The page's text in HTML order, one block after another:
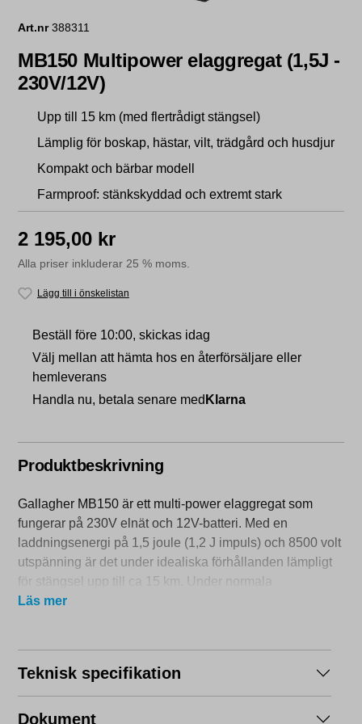
Art.nr388311
MB150 Multipower elaggregat (1,5J -
230V/12V)​
Upp till 15 km (med flertrådigt stängsel)
Lämplig för boskap, hästar, vilt, trädgård och husdjur
Kompakt och bärbar modell
Farmproof: stänkskyddad och extremt stark
2 195,00 kr
Alla priser inkluderar 25 % moms.
Lägg till i önskelistan
Beställ före 10:00, skickas idag
Välj mellan att hämta hos en återförsäljare eller
hemleverans
Handla nu, betala senare med Klarna
Produktbeskrivning
Gallagher MB150 är ett multi-power elaggregat som
fungerar på 230V elnät och 12V-batteri. Med en
laddningsenergi på 1,5 joule (1,2 J impuls) och 8500 volt
utspänning är det under idealiska förhållanden lämpligt
för stängsel upp till ca 15 km. Under normala
förhållanden är det lämpligt för stängsel upp till 4 km.
håller spänningen stabil, medan det stänksäkra IPX4-
höljet och den låga vikten på 1,3 kg ger hög
väderbeständighet och enkel förflyttning. Dessutom är
Läs mer
Teknisk specifikation
Dokument